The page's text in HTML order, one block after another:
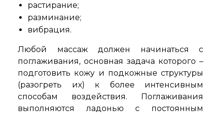
растирание;
разминание;
вибрация.
Любой массаж должен начинаться с
поглаживания, основная задача которого –
подготовить кожу и подкожные структуры
(разогреть их) к более интенсивным
способам воздействия. Поглаживания
выполняются ладонью с постоянным